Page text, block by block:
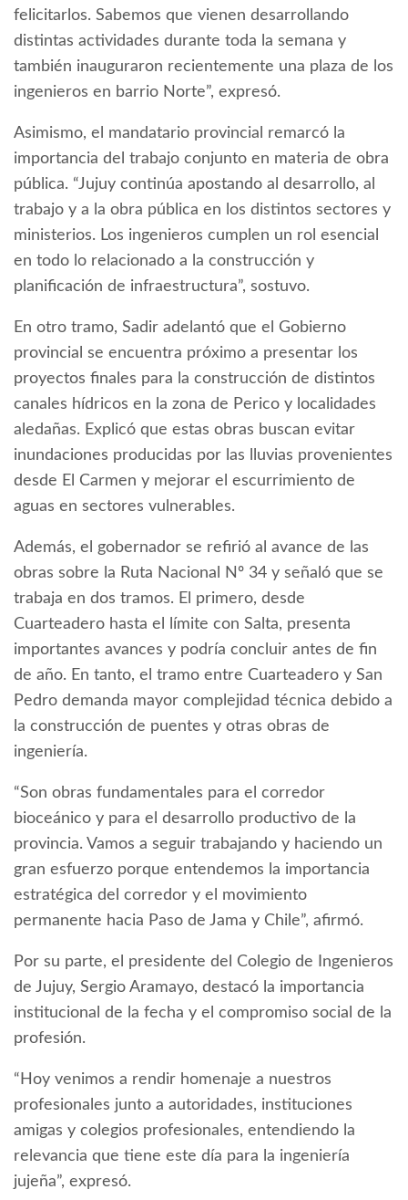
felicitarlos. Sabemos que vienen desarrollando
distintas actividades durante toda la semana y
también inauguraron recientemente una plaza de los
ingenieros en barrio Norte”, expresó.
Asimismo, el mandatario provincial remarcó la
importancia del trabajo conjunto en materia de obra
pública. “Jujuy continúa apostando al desarrollo, al
trabajo y a la obra pública en los distintos sectores y
ministerios. Los ingenieros cumplen un rol esencial
en todo lo relacionado a la construcción y
planificación de infraestructura”, sostuvo.
En otro tramo, Sadir adelantó que el Gobierno
provincial se encuentra próximo a presentar los
proyectos finales para la construcción de distintos
canales hídricos en la zona de Perico y localidades
aledañas. Explicó que estas obras buscan evitar
inundaciones producidas por las lluvias provenientes
desde El Carmen y mejorar el escurrimiento de
aguas en sectores vulnerables.
Además, el gobernador se refirió al avance de las
obras sobre la Ruta Nacional Nº 34 y señaló que se
trabaja en dos tramos. El primero, desde
Cuarteadero hasta el límite con Salta, presenta
importantes avances y podría concluir antes de fin
de año. En tanto, el tramo entre Cuarteadero y San
Pedro demanda mayor complejidad técnica debido a
la construcción de puentes y otras obras de
ingeniería.
“Son obras fundamentales para el corredor
bioceánico y para el desarrollo productivo de la
provincia. Vamos a seguir trabajando y haciendo un
gran esfuerzo porque entendemos la importancia
estratégica del corredor y el movimiento
permanente hacia Paso de Jama y Chile”, afirmó.
Por su parte, el presidente del Colegio de Ingenieros
de Jujuy, Sergio Aramayo, destacó la importancia
institucional de la fecha y el compromiso social de la
profesión.
“Hoy venimos a rendir homenaje a nuestros
profesionales junto a autoridades, instituciones
amigas y colegios profesionales, entendiendo la
relevancia que tiene este día para la ingeniería
jujeña”, expresó.